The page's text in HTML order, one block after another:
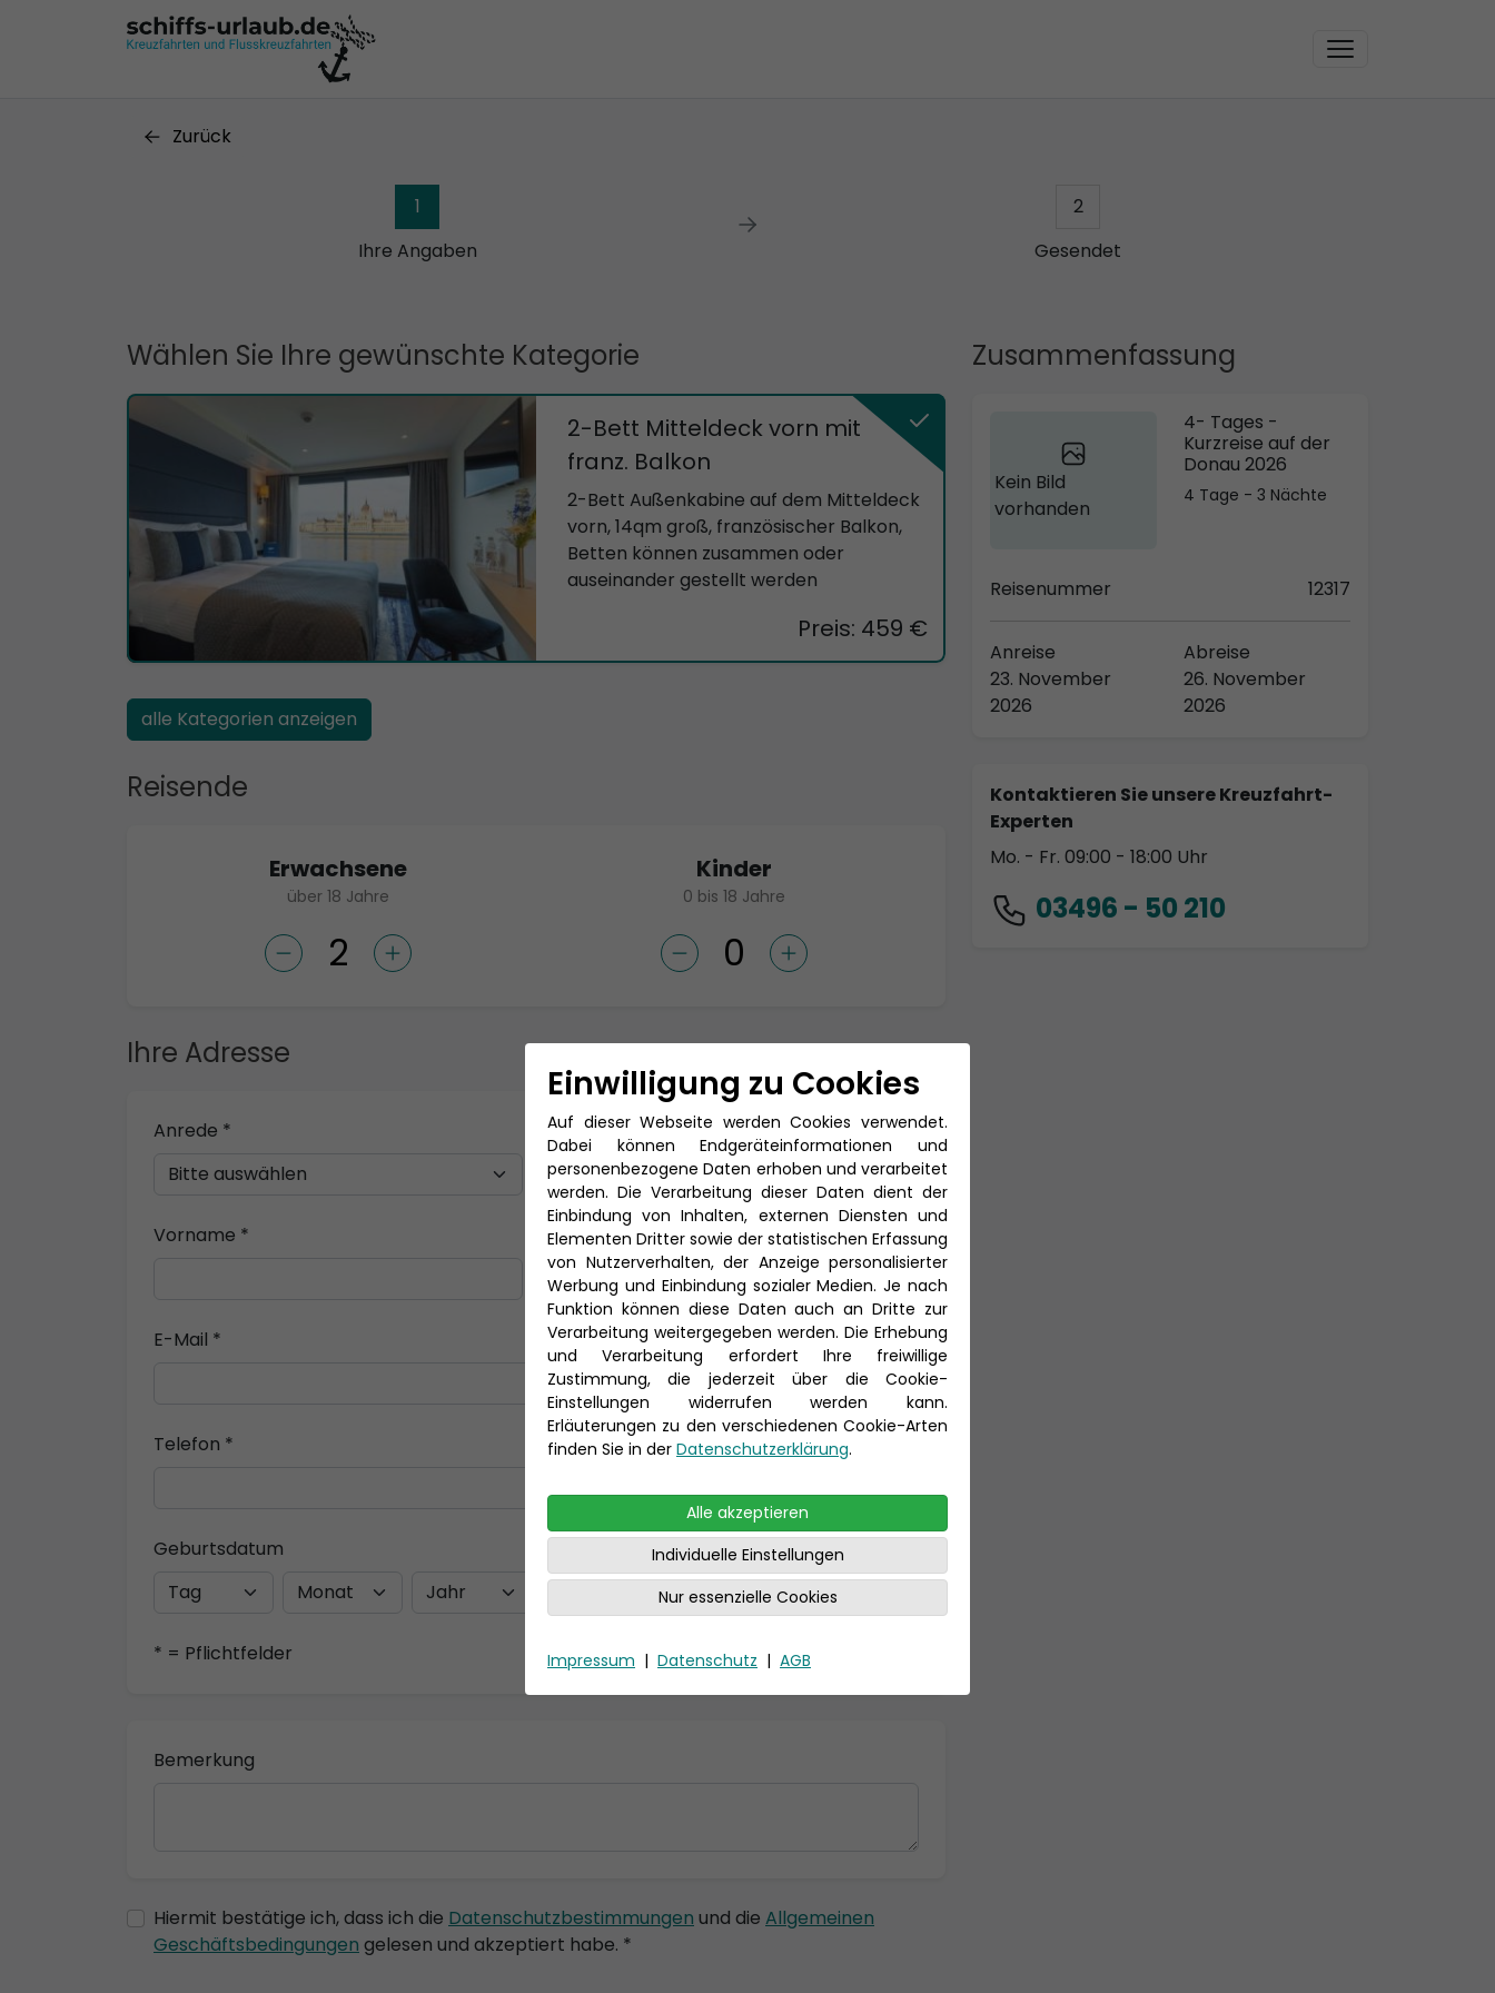
Zurück
1
Ihre Angaben
2
Gesendet
Zusammenfassung
Kein Bild
vorhanden
4- Tages -
Kurzreise auf der
Donau 2026
4 Tage - 3 Nächte
Reisenummer 12317
Anreise
23. November
2026
Abreise
26. November
2026
Kontaktieren Sie unsere Kreuzfahrt-
Experten
Mo. - Fr. 09:00 - 18:00 Uhr
03496 - 50 210
Wählen Sie Ihre gewünschte Kategorie
2-Bett Mitteldeck vorn mit
franz. Balkon
2-Bett Außenkabine auf dem Mitteldeck
vorn, 14qm groß, französischer Balkon,
Betten können zusammen oder
auseinander gestellt werden
Preis: 459 €
alle Kategorien anzeigen
Reisende
Erwachsene
über 18 Jahre
Kinder
0 bis 18 Jahre
Ihre Adresse
Anrede * Titel
Vorname * Nachname *
E-Mail *
Telefon *
Geburtsdatum
* = Pflichtfelder
Bemerkung
Hiermit bestätige ich, dass ich die Datenschutzbestimmungen und die Allgemeinen
Geschäftsbedingungen gelesen und akzeptiert habe. *
Einwilligung zu Cookies
Auf dieser Webseite werden Cookies verwendet.
Dabei können Endgeräteinformationen und
personenbezogene Daten erhoben und verarbeitet
werden. Die Verarbeitung dieser Daten dient der
Einbindung von Inhalten, externen Diensten und
Elementen Dritter sowie der statistischen Erfassung
von Nutzerverhalten, der Anzeige personalisierter
Werbung und Einbindung sozialer Medien. Je nach
Funktion können diese Daten auch an Dritte zur
Verarbeitung weitergegeben werden. Die Erhebung
und Verarbeitung erfordert Ihre freiwillige
Zustimmung, die jederzeit über die Cookie-
Einstellungen widerrufen werden kann.
Erläuterungen zu den verschiedenen Cookie-Arten
finden Sie in der Datenschutzerklärung.
Alle akzeptieren
Individuelle Einstellungen
Nur essenzielle Cookies
Impressum | Datenschutz | AGB